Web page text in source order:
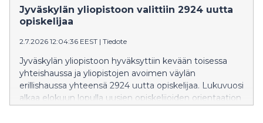
paremmin ihmisten kanssa yhteistyöhön kykeneviä
tekoälyjärjestelmiä sekä valmistellaan teknologiaa
Jyväskylän yliopistoon valittiin 2924 uutta
opiskelijaa
2.7.2026 12:04:36 EEST | Tiedote
Jyväskylän yliopistoon hyväksyttiin kevään toisessa
yhteishaussa ja yliopistojen avoimen väylän
erillishaussa yhteensä 2924 uutta opiskelijaa. Lukuvuosi
alkaa elokuun lopulla uusien opiskelijoiden orientaation